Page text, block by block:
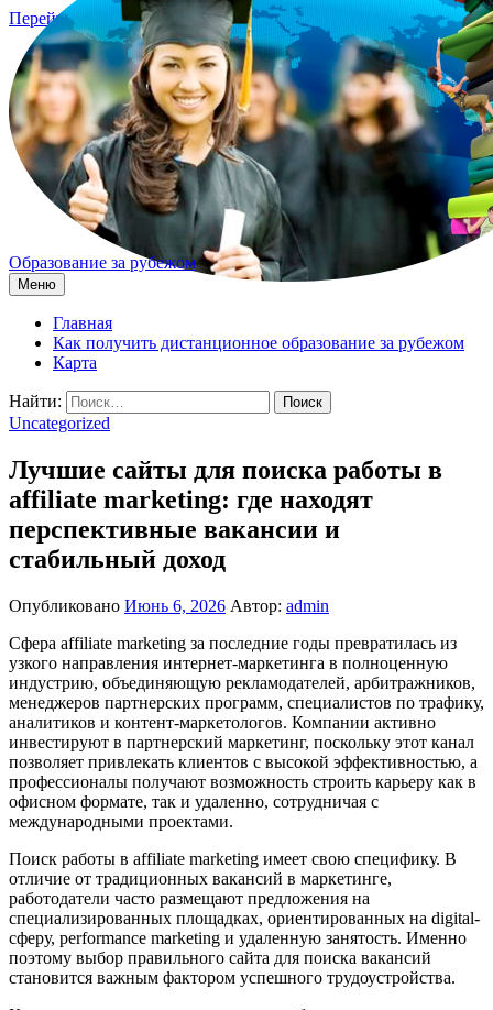
Перейти к содержимому
Образование за рубежом
Меню
Главная
Как получить дистанционное образование за рубежом
Карта
Найти:
Uncategorized
Лучшие сайты для поиска работы в
affiliate marketing: где находят
перспективные вакансии и
стабильный доход
Опубликовано Июнь 6, 2026 Автор: admin
Сфера affiliate marketing за последние годы превратилась из
узкого направления интернет-маркетинга в полноценную
индустрию, объединяющую рекламодателей, арбитражников,
менеджеров партнерских программ, специалистов по трафику,
аналитиков и контент-маркетологов. Компании активно
инвестируют в партнерский маркетинг, поскольку этот канал
позволяет привлекать клиентов с высокой эффективностью, а
профессионалы получают возможность строить карьеру как в
офисном формате, так и удаленно, сотрудничая с
международными проектами.
Поиск работы в affiliate marketing имеет свою специфику. В
отличие от традиционных вакансий в маркетинге,
работодатели часто размещают предложения на
специализированных площадках, ориентированных на digital-
сферу, performance marketing и удаленную занятость. Именно
поэтому выбор правильного сайта для поиска вакансий
становится важным фактором успешного трудоустройства.